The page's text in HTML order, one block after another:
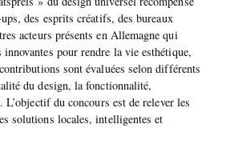
des esprits créatifs, des bureaux
acteurs présents en Allemagne qui
pour rendre la vie esthétique,
sont évaluées selon différents
du design, la fonctionnalité,
du concours est de relever les
solutions locales, intelligentes et